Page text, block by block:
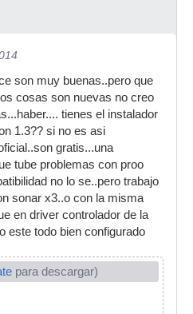
son muy buenas..pero que
cosas son nuevas no creo
tienes el instalador
1.3?? si no es asi
gratis...una
tube problemas con proo
no lo se..pero trabajo
sonar x3..o con la misma
en driver controlador de la
este todo bien configurado
para descargar)